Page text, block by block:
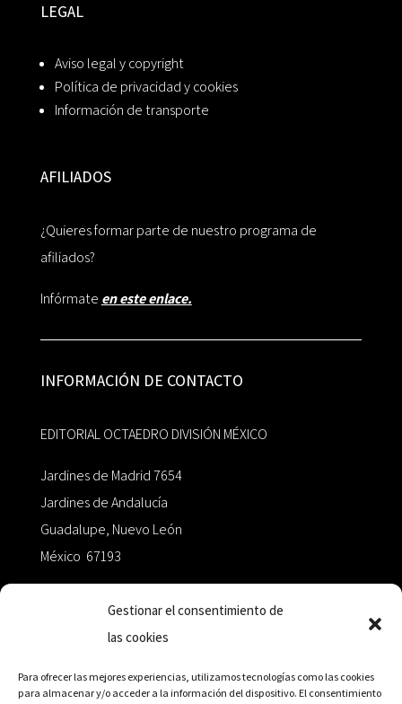
Gestionar el consentimiento de
las cookies
Para ofrecer las mejores experiencias, utilizamos tecnologías como las cookies
para almacenar y/o acceder a la información del dispositivo. El consentimiento
LEGAL
Aviso legal y copyright
Política de privacidad y cookies
Información de transporte
AFILIADOS
¿Quieres formar parte de nuestro programa de
afiliados?
Infórmate en este enlace.
INFORMACIÓN DE CONTACTO
EDITORIAL OCTAEDRO DIVISIÓN MÉXICO
Jardines de Madrid 7654
Jardines de Andalucía
Guadalupe, Nuevo León
México 67193
+52 811.499.5638